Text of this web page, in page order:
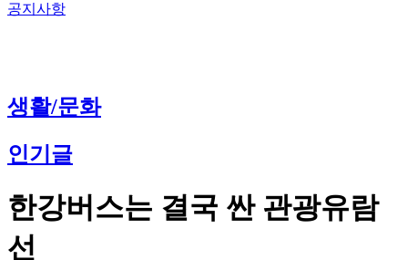
공지사항
생활/문화
인기글
한강버스는 결국 싼 관광유람
선